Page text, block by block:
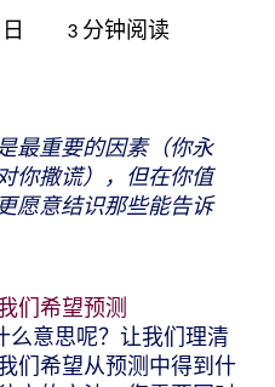
3 分钟阅读
最重要的因素（你永
你撒谎），但在你值
愿意结识那些能告诉
们希望预测
么意思呢？让我们理清
们希望从预测中得到什